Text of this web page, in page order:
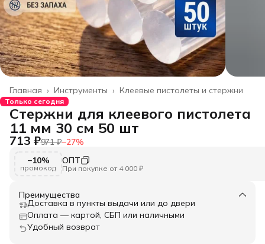
Клеевые пистолеты и стержни
Инструменты ›
Главная ›
Только сегодня
Стержни для клеевого пистолета
11 мм 30 см 50 шт
713 ₽971 ₽−27%
−10%
промокод
ОПТ
При покупке от 4 000 ₽
Преимущества
Доставка в пункты выдачи или до двери
Оплата — картой, СБП или наличными
Удобный возврат